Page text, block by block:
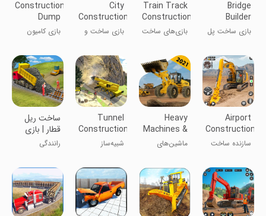
Bridge
Builder
Construction
3D
بازی ساخت پل
Train Track
Construction
Games
بازی‌های ساخت
City
Construction
Game
Offline
بازی ساخت و
آفلاین
Construction
Dump
Truck
Game
بازی کامیون
ساختمانی
Airport
Construction
Builder
سازنده ساخت
Heavy
Machines &
Mining
ماشین‌های
Tunnel
Construction
Crane
Simulator
شبیه‌ساز
تونل 2018
ساخت ریل
قطار | بازی
جدید
رانندگی